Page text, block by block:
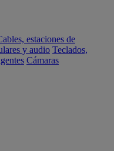
estaciones de
y audio Teclados,
Cámaras